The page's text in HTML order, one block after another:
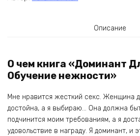
Описание
О чем книга «Доминант
Обучение нежности»
Мне нравится жесткий секс. Женщина
достойна, а я выбираю… Она должна
подчинится моим требованиям, а я
удовольствие в награду. Я доминант, и